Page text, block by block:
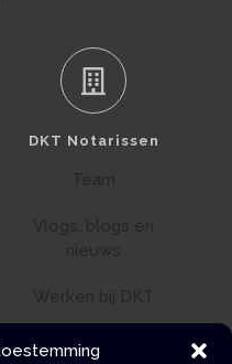
DKT Notarissen
Klantenportaal